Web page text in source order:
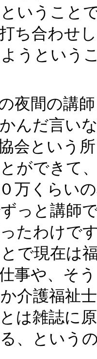
いうこと
ち合わせ
うという
夜間の講
んだ言い
会という
ができて
万くらい
っと講師
たわけで
で現在は
事や、そ
介護福祉
は雑誌に
、という